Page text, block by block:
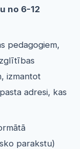
no 6-12
pedagogiem,
izmantot
adresi, kas
parakstu)